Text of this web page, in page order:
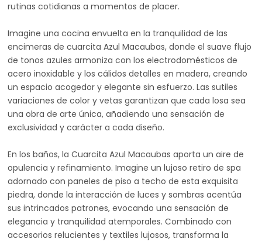
rutinas cotidianas a momentos de placer.
Imagine una cocina envuelta en la tranquilidad de las
encimeras de cuarcita Azul Macaubas, donde el suave flujo
de tonos azules armoniza con los electrodomésticos de
acero inoxidable y los cálidos detalles en madera, creando
un espacio acogedor y elegante sin esfuerzo. Las sutiles
variaciones de color y vetas garantizan que cada losa sea
una obra de arte única, añadiendo una sensación de
exclusividad y carácter a cada diseño.
En los baños, la Cuarcita Azul Macaubas aporta un aire de
opulencia y refinamiento. Imagine un lujoso retiro de spa
adornado con paneles de piso a techo de esta exquisita
piedra, donde la interacción de luces y sombras acentúa
sus intrincados patrones, evocando una sensación de
elegancia y tranquilidad atemporales. Combinado con
accesorios relucientes y textiles lujosos, transforma la